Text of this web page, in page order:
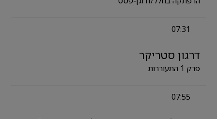
07:31
דרגון סטריקר
פרק 1 התעוררות
07:55